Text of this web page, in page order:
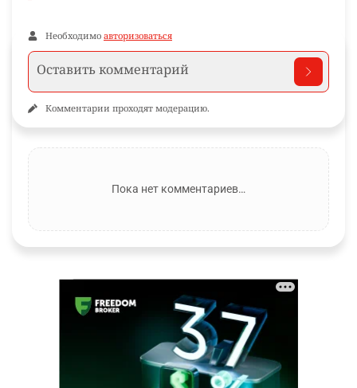
Необходимо авторизоваться
Комментарии проходят модерацию.
Пока нет комментариев…